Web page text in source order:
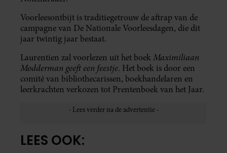
Voorleesontbijt is traditiegetrouw de aftrap van de
campagne van De Nationale Voorleesdagen, die dit
jaar twintig jaar bestaat.
Laurentien zal voorlezen uit het boekMaximiliaan
Modderman geeft een feestje. Het boek is door een
comité van bibliothecarissen, boekhandelaren en
leerkrachten verkozen tot Prentenboek van het Jaar.
LEES OOK: